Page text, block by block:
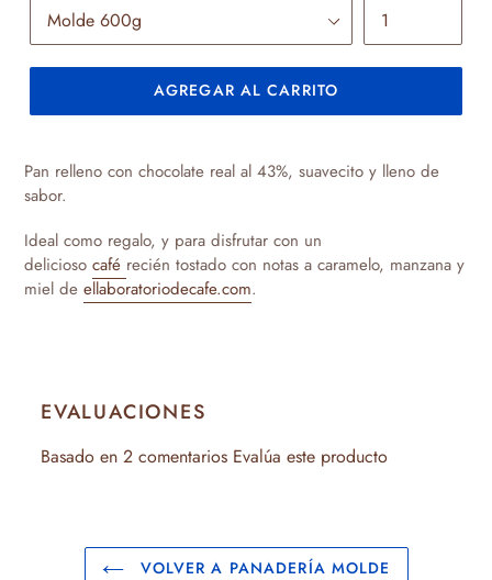
AGREGAR AL CARRITO
el
producto
a
tu
carrito
de
Pan relleno con chocolate real al 43%, suavecito y lleno de
sabor.
Ideal como regalo, y para disfrutar con un
delicioso café recién tostado con notas a caramelo, manzana y
miel de ellaboratoriodecafe.com.
EVALUACIONES
Basado en 2 comentarios Evalúa este producto
VOLVER A PANADERÍA MOLDE